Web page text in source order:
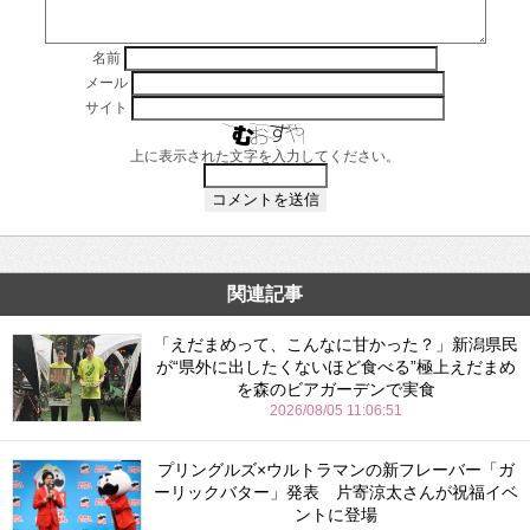
名前
メール
サイト
上に表示された文字を入力してください。
関連記事
「えだまめって、こんなに甘かった？」新潟県民
が“県外に出したくないほど食べる”極上えだまめ
を森のビアガーデンで実食
2026/08/05 11:06:51
プリングルズ×ウルトラマンの新フレーバー「ガ
ーリックバター」発表 片寄涼太さんが祝福イベ
ントに登場